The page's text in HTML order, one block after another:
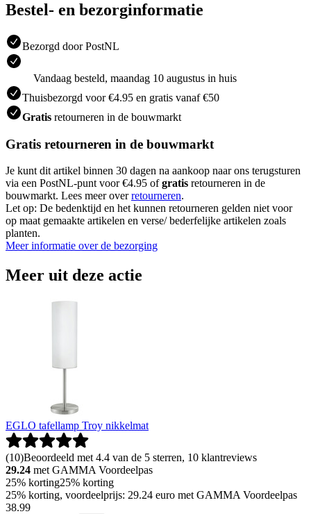
Bestel- en bezorginformatie
Bezorgd door PostNL
Vandaag besteld, maandag 10 augustus in huis
Thuisbezorgd voor €4.95 en gratis vanaf €50
Gratis retourneren in de bouwmarkt
Gratis retourneren in de bouwmarkt
Je kunt dit artikel binnen 30 dagen na aankoop naar ons terugsturen
via een PostNL-punt voor €4.95 ofgratis retourneren in de
bouwmarkt. Lees meer overretourneren.
Let op: De bedenktijd en het kunnen retourneren gelden niet voor
op maat gemaakte artikelen en verse/ bederfelijke artikelen zoals
planten.
Meer informatie over de bezorging
Meer uit deze actie
EGLO tafellamp Troy nikkelmat
(10)Beoordeeld met 4.4 van de 5 sterren, 10 klantreviews
29.24 met GAMMA Voordeelpas
25% korting25% korting
25% korting, voordeelprijs: 29.24 euro met GAMMA Voordeelpas
38.99